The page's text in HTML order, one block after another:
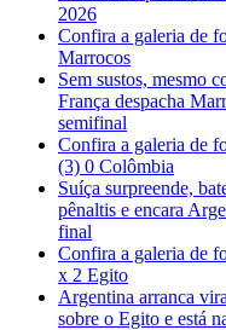
2026
Confira a galeria de
Marrocos
Sem sustos, mesmo
França despacha
semifinal
Confira a galeria de
(3) 0 Colômbia
Suíça surpreende,
pênaltis e encara
final
Confira a galeria de
x 2 Egito
Argentina arranca
sobre o Egito e está